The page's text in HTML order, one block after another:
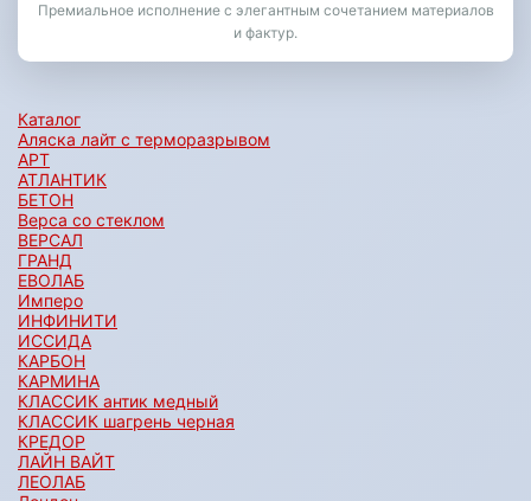
Премиальное исполнение с элегантным сочетанием материалов
и фактур.
Каталог
Аляска лайт с терморазрывом
АРТ
АТЛАНТИК
БЕТОН
Верса со стеклом
ВЕРСАЛ
ГРАНД
ЕВОЛАБ
Имперо
ИНФИНИТИ
ИССИДА
КАРБОН
КАРМИНА
КЛАССИК антик медный
КЛАССИК шагрень черная
КРЕДОР
ЛАЙН ВАЙТ
ЛЕОЛАБ